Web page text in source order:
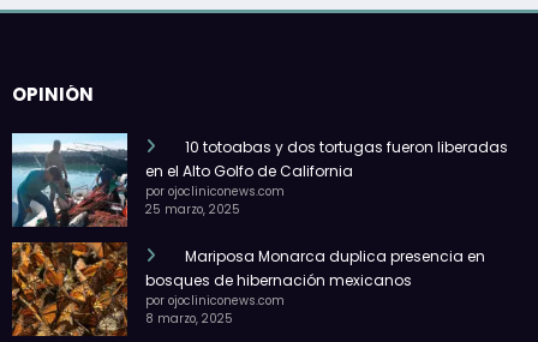
OPINIÓN
10 totoabas y dos tortugas fueron liberadas
en el Alto Golfo de California
por ojocliniconews.com
25 marzo, 2025
Mariposa Monarca duplica presencia en
bosques de hibernación mexicanos
por ojocliniconews.com
8 marzo, 2025